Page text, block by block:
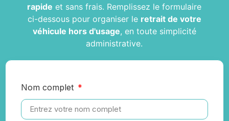
rapide et sans frais. Remplissez le formulaire
ci-dessous pour organiser le retrait de votre
véhicule hors d'usage, en toute simplicité
administrative.
Nom complet